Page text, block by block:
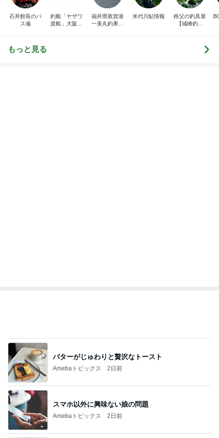
石井館長のバ
ス魂
釣船「ヤザワ
渡船」大阪市
福井県敦賀港
一美丸釣果ブ
米代川鮎情報
秩父の釣具屋
【城峰釣具
もっと見る
バターがじゅわりと贅沢なトースト
Amebaトピックス 2日前
スマホ以外に興味ない娘の問題
Amebaトピックス 2日前